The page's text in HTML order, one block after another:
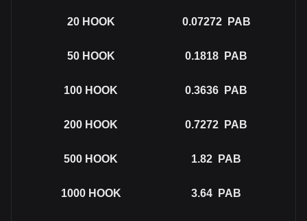
20 HOOK 0.07272 PAB
50 HOOK 0.1818 PAB
100 HOOK 0.3636 PAB
200 HOOK 0.7272 PAB
500 HOOK 1.82 PAB
1000 HOOK 3.64 PAB